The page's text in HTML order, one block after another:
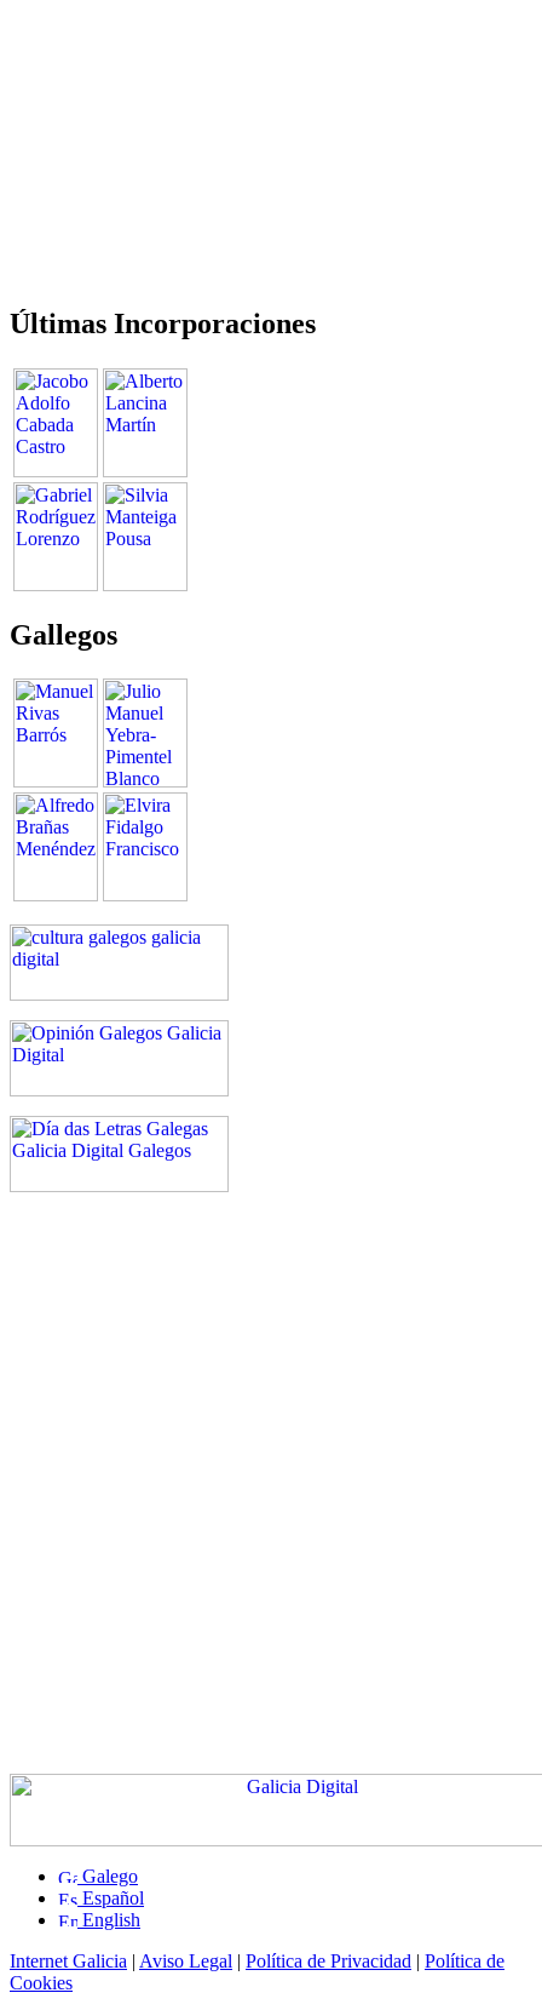
Últimas Incorporaciones
Gallegos
Galego
Español
English
Internet Galicia | Aviso Legal | Política de Privacidad | Política de
Cookies